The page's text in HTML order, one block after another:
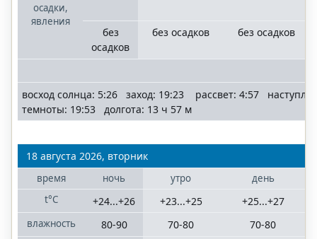
осадки,
явления
без
осадков
без осадков без осадков
восход солнца: 5:26 заход: 19:23 рассвет: 4:57
темноты: 19:53 долгота: 13 ч 57 м
18 августа 2026, вторник
время
t°C
влажность
ночь
+24...+26
80-90
утро
+23...+25
70-80
день
+25...+27
70-80